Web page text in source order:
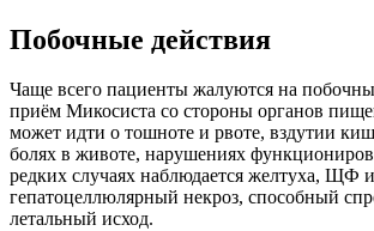
Побочные действия
Чаще всего пациенты жалуются на
приём Микосиста со стороны органов
может идти о тошноте и рвоте, вздутии
болях в животе, нарушениях
редких случаях наблюдается желтуха, ЩФ
гепатоцеллюлярный некроз, способный
летальный исход.